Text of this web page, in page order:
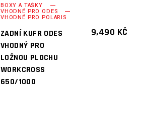
BOXY A TAŠKY
VHODNÉ PRO ODES
VHODNÉ PRO POLARIS
ZADNÍ KUFR ODES
VHODNÝ PRO
LOŽNOU PLOCHU
WORKCROSS
650/1000
9,490 KČ